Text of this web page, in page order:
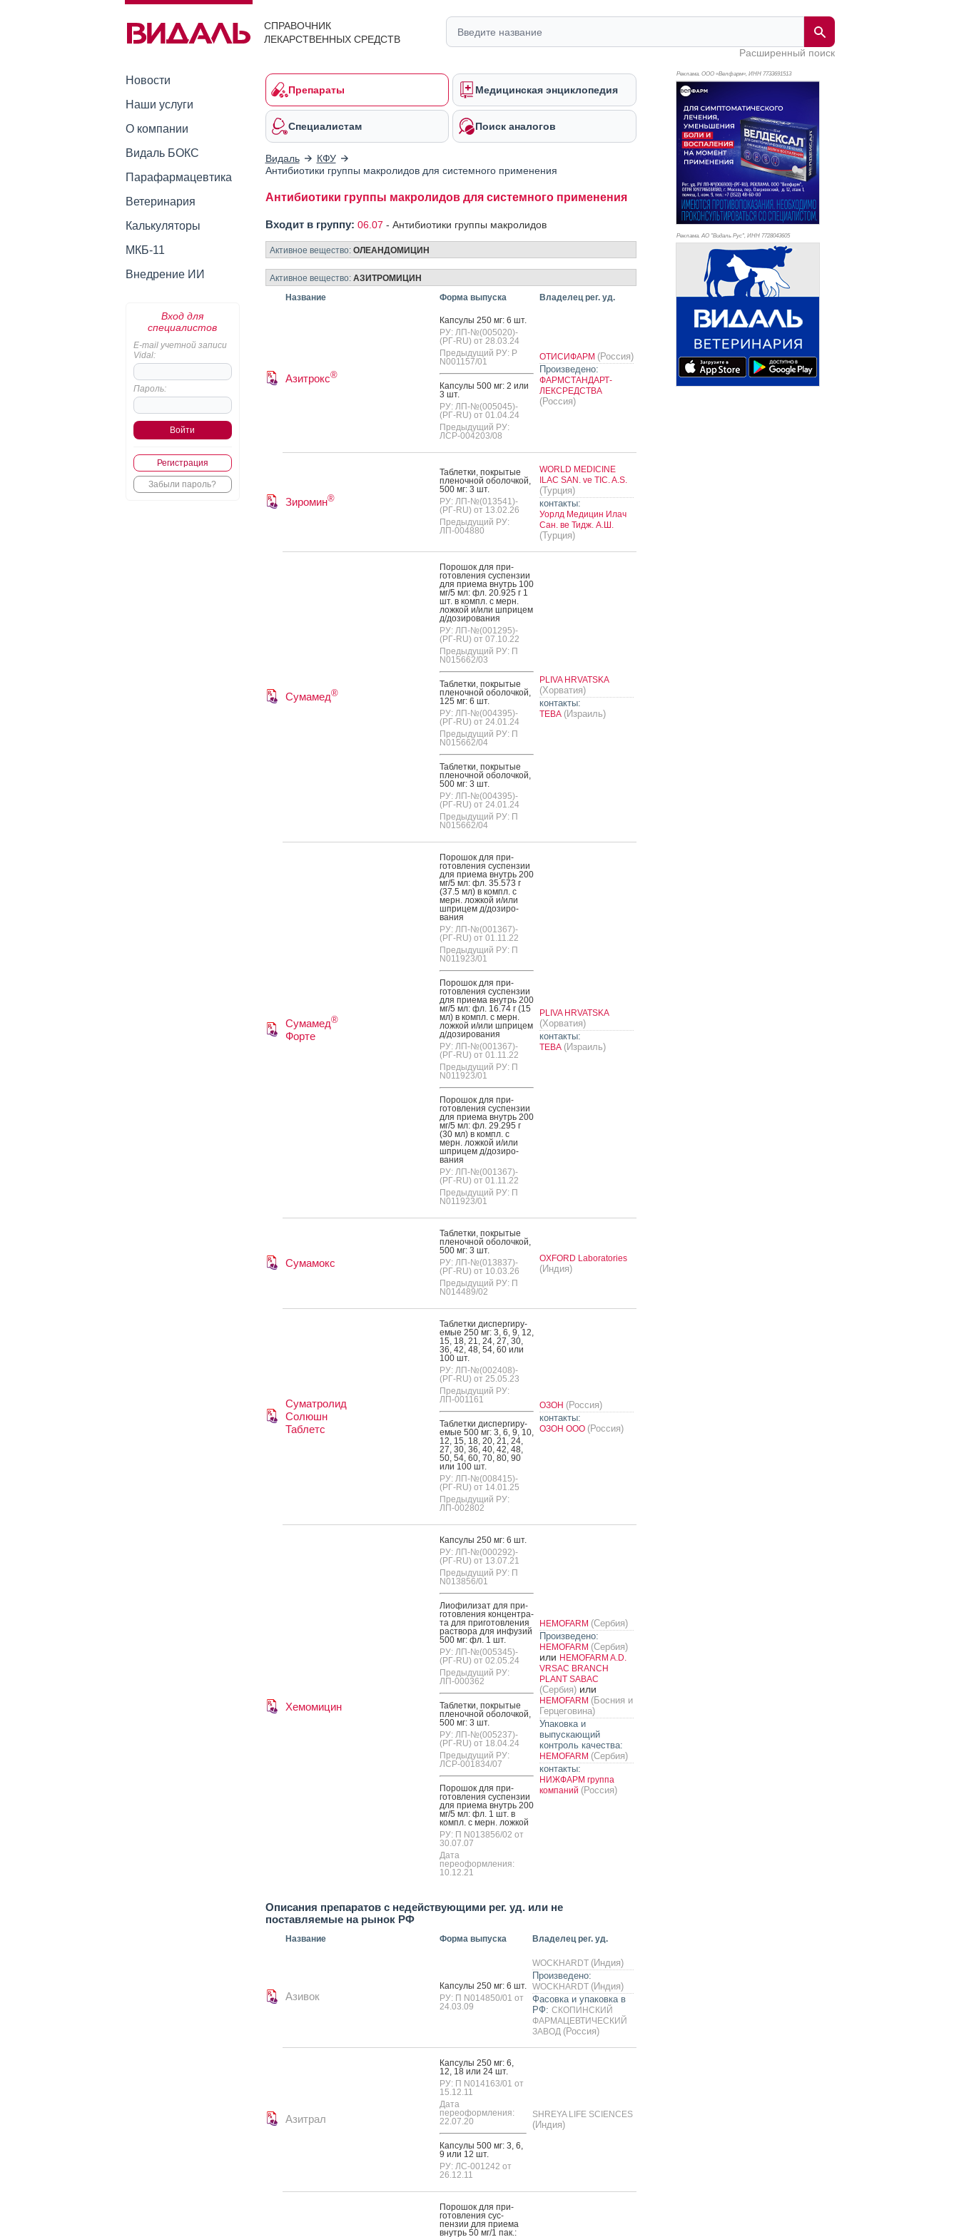
СПРАВОЧНИК
ЛЕКАРСТВЕННЫХ СРЕДСТВ
Расширенный поиск
Новости
Наши услуги
О компании
Видаль БОКС
Парафармацевтика
Ветеринария
Калькуляторы
МКБ-11
Внедрение ИИ
Вход для
специалистов
E-mail учетной записи
Vidal:
Пароль:
Регистрация
Забыли пароль?
Препараты Медицинская энциклопедия
Специалистам Поиск аналогов
Видаль
КФУ
Антибиотики группы макролидов для системного применения
Антибиотики группы макролидов для системного применения
Входит в группу: 06.07 - Антибиотики группы макролидов
Активное вещество: ОЛЕАНДОМИЦИН
Активное вещество: АЗИТРОМИЦИН
Название
Форма выпуска Владелец рег. уд.
Азитрокс®
Кап­су­лы 250 мг: 6 шт.
РУ: ЛП-№(005020)-
(РГ-RU) от 28.03.24
Предыдущий РУ: Р
N001157/01
Кап­су­лы 500 мг: 2 или
3 шт.
РУ: ЛП-№(005045)-
(РГ-RU) от 01.04.24
Предыдущий РУ:
ЛСР-004203/08
ОТИСИФАРМ (Россия)
Произведено:
ФАРМСТАНДАРТ-
ЛЕКСРЕДСТВА
(Россия)
Зиромин®
Таб­летки, пок­ры­тые
пле­ноч­ной обо­лоч­кой,
500 мг: 3 шт.
РУ: ЛП-№(013541)-
(РГ-RU) от 13.02.26
Предыдущий РУ:
ЛП-004880
WORLD MEDICINE
ILAC SAN. ve TIC. A.S.
(Турция)
контакты:
Уорлд Медицин Илач
Сан. ве Тидж. А.Ш.
(Турция)
Сумамед®
По­рошок для при­
готов­ле­ния сус­пензии
для при­ема внутрь 100
мг/5 мл: фл. 20.925 г 1
шт. в компл. с мерн.
лож­кой и/или шпри­цем
д/до­зиро­вания
РУ: ЛП-№(001295)-
(РГ-RU) от 07.10.22
Предыдущий РУ: П
N015662/03
Таб­летки, пок­ры­тые
пле­ноч­ной обо­лоч­кой,
125 мг: 6 шт.
РУ: ЛП-№(004395)-
(РГ-RU) от 24.01.24
Предыдущий РУ: П
N015662/04
Таб­летки, пок­ры­тые
пле­ноч­ной обо­лоч­кой,
500 мг: 3 шт.
РУ: ЛП-№(004395)-
(РГ-RU) от 24.01.24
Предыдущий РУ: П
N015662/04
PLIVA HRVATSKA
(Хорватия)
контакты:
ТЕВА (Израиль)
Сумамед®
Форте
По­рошок для при­
готов­ле­ния сус­пензии
для при­ема внутрь 200
мг/5 мл: фл. 35.573 г
(37.5 мл) в компл. с
мерн. лож­кой и/или
шпри­цем д/до­зиро­
вания
РУ: ЛП-№(001367)-
(РГ-RU) от 01.11.22
Предыдущий РУ: П
N011923/01
По­рошок для при­
готов­ле­ния сус­пензии
для при­ема внутрь 200
мг/5 мл: фл. 16.74 г (15
мл) в компл. с мерн.
лож­кой и/или шпри­цем
д/до­зиро­вания
РУ: ЛП-№(001367)-
(РГ-RU) от 01.11.22
Предыдущий РУ: П
N011923/01
По­рошок для при­
готов­ле­ния сус­пензии
для при­ема внутрь 200
мг/5 мл: фл. 29.295 г
(30 мл) в компл. с
мерн. лож­кой и/или
шпри­цем д/до­зиро­
вания
РУ: ЛП-№(001367)-
(РГ-RU) от 01.11.22
Предыдущий РУ: П
N011923/01
PLIVA HRVATSKA
(Хорватия)
контакты:
ТЕВА (Израиль)
Сумамокс
Таб­летки, пок­ры­тые
пле­ноч­ной обо­лоч­кой,
500 мг: 3 шт.
РУ: ЛП-№(013837)-
(РГ-RU) от 10.03.26
Предыдущий РУ: П
N014489/02
OXFORD Laboratories
(Индия)
Суматролид
Солюшн
Таблетс
Таб­летки дис­перги­ру­
емые 250 мг: 3, 6, 9, 12,
15, 18, 21, 24, 27, 30,
36, 42, 48, 54, 60 или
100 шт.
РУ: ЛП-№(002408)-
(РГ-RU) от 25.05.23
Предыдущий РУ:
ЛП-001161
Таб­летки дис­перги­ру­
емые 500 мг: 3, 6, 9, 10,
12, 15, 18, 20, 21, 24,
27, 30, 36, 40, 42, 48,
50, 54, 60, 70, 80, 90
или 100 шт.
РУ: ЛП-№(008415)-
(РГ-RU) от 14.01.25
Предыдущий РУ:
ЛП-002802
ОЗОН (Россия)
контакты:
ОЗОН ООО (Россия)
Хемомицин
Кап­су­лы 250 мг: 6 шт.
РУ: ЛП-№(000292)-
(РГ-RU) от 13.07.21
Предыдущий РУ: П
N013856/01
Ли­офи­лизат для при­
готов­ле­ния кон­цен­тра­
та для при­готов­ле­ния
рас­тво­ра для ин­фу­зий
500 мг: фл. 1 шт.
РУ: ЛП-№(005345)-
(РГ-RU) от 02.05.24
Предыдущий РУ:
ЛП-000362
Таб­летки, пок­ры­тые
пле­ноч­ной обо­лоч­кой,
500 мг: 3 шт.
РУ: ЛП-№(005237)-
(РГ-RU) от 18.04.24
Предыдущий РУ:
ЛСР-001834/07
По­рошок для при­
готов­ле­ния сус­пензии
для при­ема внутрь 200
мг/5 мл: фл. 1 шт. в
компл. с мерн. лож­кой
РУ: П N013856/02 от
30.07.07
Дата
переоформления:
10.12.21
HEMOFARM (Сербия)
Произведено:
HEMOFARM (Сербия)
или HEMOFARM A.D.
VRSAC BRANCH
PLANT SABAC
(Сербия)или
HEMOFARM (Босния и
Герцеговина)
Упаковка и
выпускающий
контроль качества:
HEMOFARM (Сербия)
контакты:
НИЖФАРМ группа
компаний (Россия)
Описания препаратов с недействующими рег. уд. или не
поставляемые на рынок РФ
Название Форма выпуска Владелец рег. уд.
Азивок
Кап­су­лы 250 мг: 6 шт.
РУ: П N014850/01 от
24.03.09
WOCKHARDT (Индия)
Произведено:
WOCKHARDT (Индия)
Фасовка и упаковка в
РФ: СКОПИНСКИЙ
ФАРМАЦЕВТИЧЕСКИЙ
ЗАВОД (Россия)
Азитрал
Кап­су­лы 250 мг: 6,
12, 18 или 24 шт.
РУ: П N014163/01 от
15.12.11
Дата
переоформления:
22.07.20
Кап­су­лы 500 мг: 3, 6,
9 или 12 шт.
РУ: ЛС-001242 от
26.12.11
SHREYA LIFE SCIENCES
(Индия)
По­рошок для при­
готов­ле­ния сус­
пензии для при­ема
внутрь 50 мг/1 пак.:
Реклама. ООО «Велфарм», ИНН 7733691513
Реклама. АО "Видаль Рус", ИНН 7728043605